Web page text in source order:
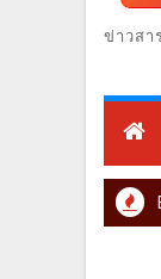
ข่าวสา
นก่อสร้าง ขนคอน